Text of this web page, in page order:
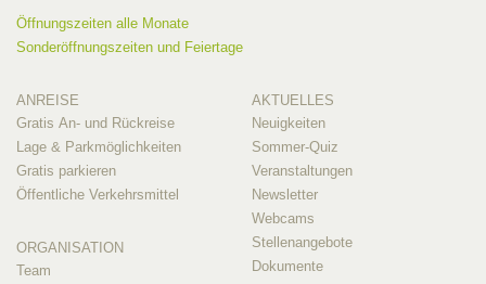
Öffnungszeiten alle Monate
Sonderöffnungszeiten und Feiertage
ANREISE
Gratis An- und Rückreise
Lage & Parkmöglichkeiten
Gratis parkieren
Öffentliche Verkehrsmittel
ORGANISATION
Team
AKTUELLES
Neuigkeiten
Sommer-Quiz
Veranstaltungen
Newsletter
Webcams
Stellenangebote
Dokumente